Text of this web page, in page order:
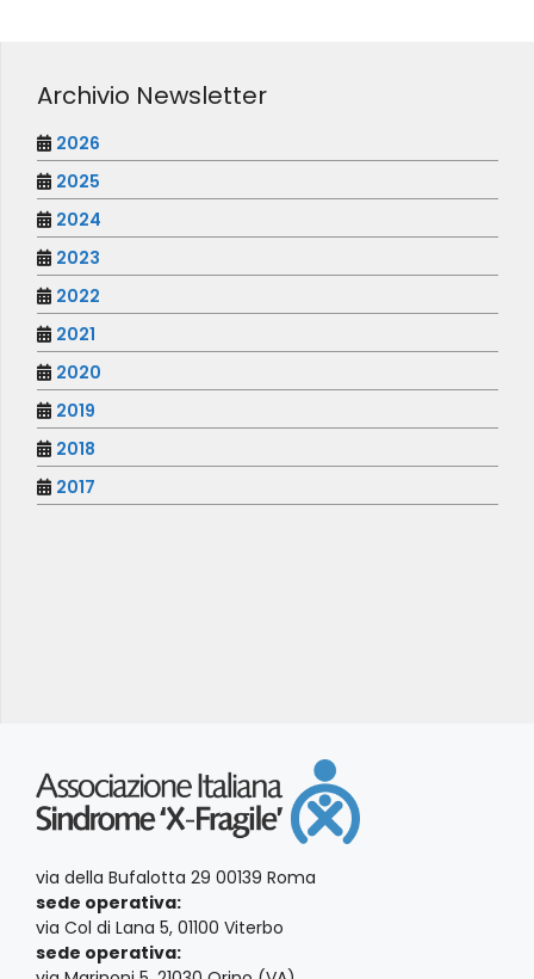
Archivio Newsletter
2026
2025
2024
2023
2022
2021
2020
2019
2018
2017
via della Bufalotta 29 00139 Roma
sede operativa:
via Col di Lana 5, 01100 Viterbo
sede operativa: